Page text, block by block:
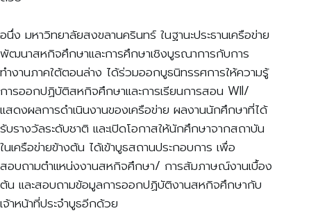
อนึ่ง มหาวิทยาลัยสงขลานครินทร์ ในฐานะประธานเครือข่าย
พัฒนาสหกิจศึกษาและการศึกษาเชิงบูรณาการกับการ
ทำงานภาคใต้ตอนล่าง ได้ร่วมออกบูธนิทรรศการให้ความรู้
การออกปฏิบัติสหกิจศึกษาและการเรียนการสอน WIl/
แสดงผลการดำเนินงานของเครือข่าย ผลงานนักศึกษาที่ได้
รับรางวัลระดับชาติ และเปิดโอกาสให้นักศึกษาจากสถาบัน
ในเครือข่ายข้างต้น ได้เข้าบูธสถานประกอบการ เพื่อ
สอบถามตำแหน่งงานสหกิจศึกษา/ การสัมภาษณ์งานเบื้อง
ต้น และสอบถามข้อมูลการออกปฏิบัติงานสหกิจศึกษากับ
เจ้าหน้าที่ประจำบูธอีกด้วย